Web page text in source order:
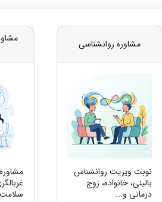
مشاوره روانشناسی
نوبت ویزیت روانشناس
بالینی، خانواده، زوج
درمانی و...